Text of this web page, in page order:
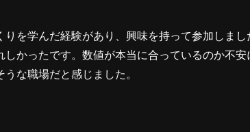
を学んだ経験があり、興味を持って参加しまし
かったです。数値が本当に合っているのか不
な職場だと感じました。